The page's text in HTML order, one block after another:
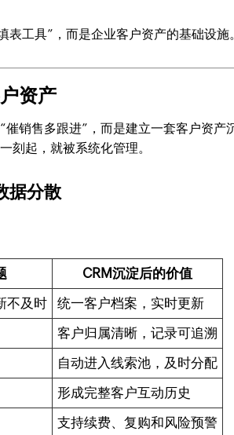
工具”，而是企业客户资产的基础设施。
资产
销售多跟进”，而是建立一套客户资产
刻起，就被系统化管理。
据分散
CRM沉淀后的价值
不及时
统一客户档案，实时更新
客户归属清晰，记录可追溯
自动进入线索池，及时分配
形成完整客户互动历史
支持续费、复购和风险预警